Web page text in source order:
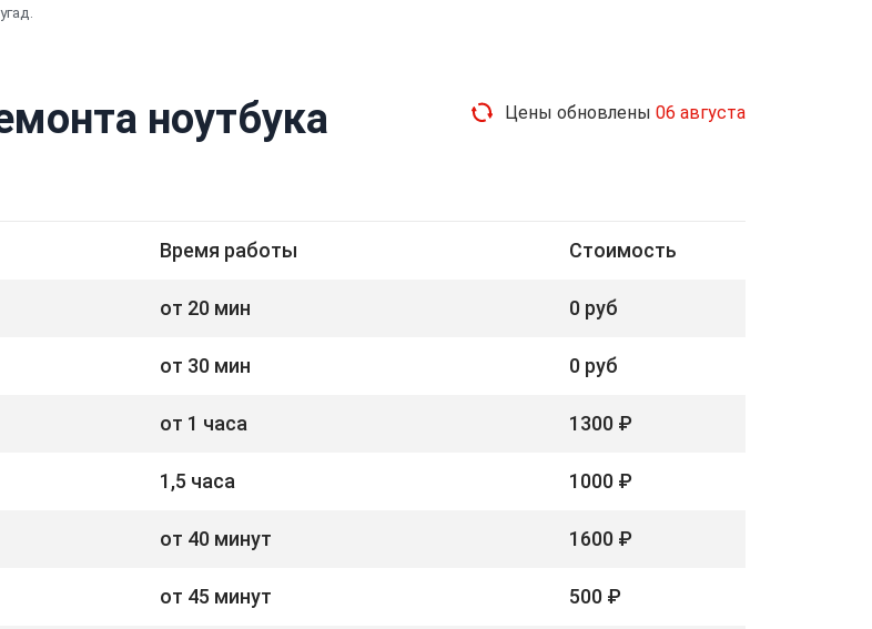
ноутбука
Цены обновлены 06 августа
Время работы Стоимость
от 20 мин 0 руб
от 30 мин 0 руб
от 1 часа 1300 ₽
1,5 часа 1000 ₽
от 40 минут 1600 ₽
от 45 минут 500 ₽